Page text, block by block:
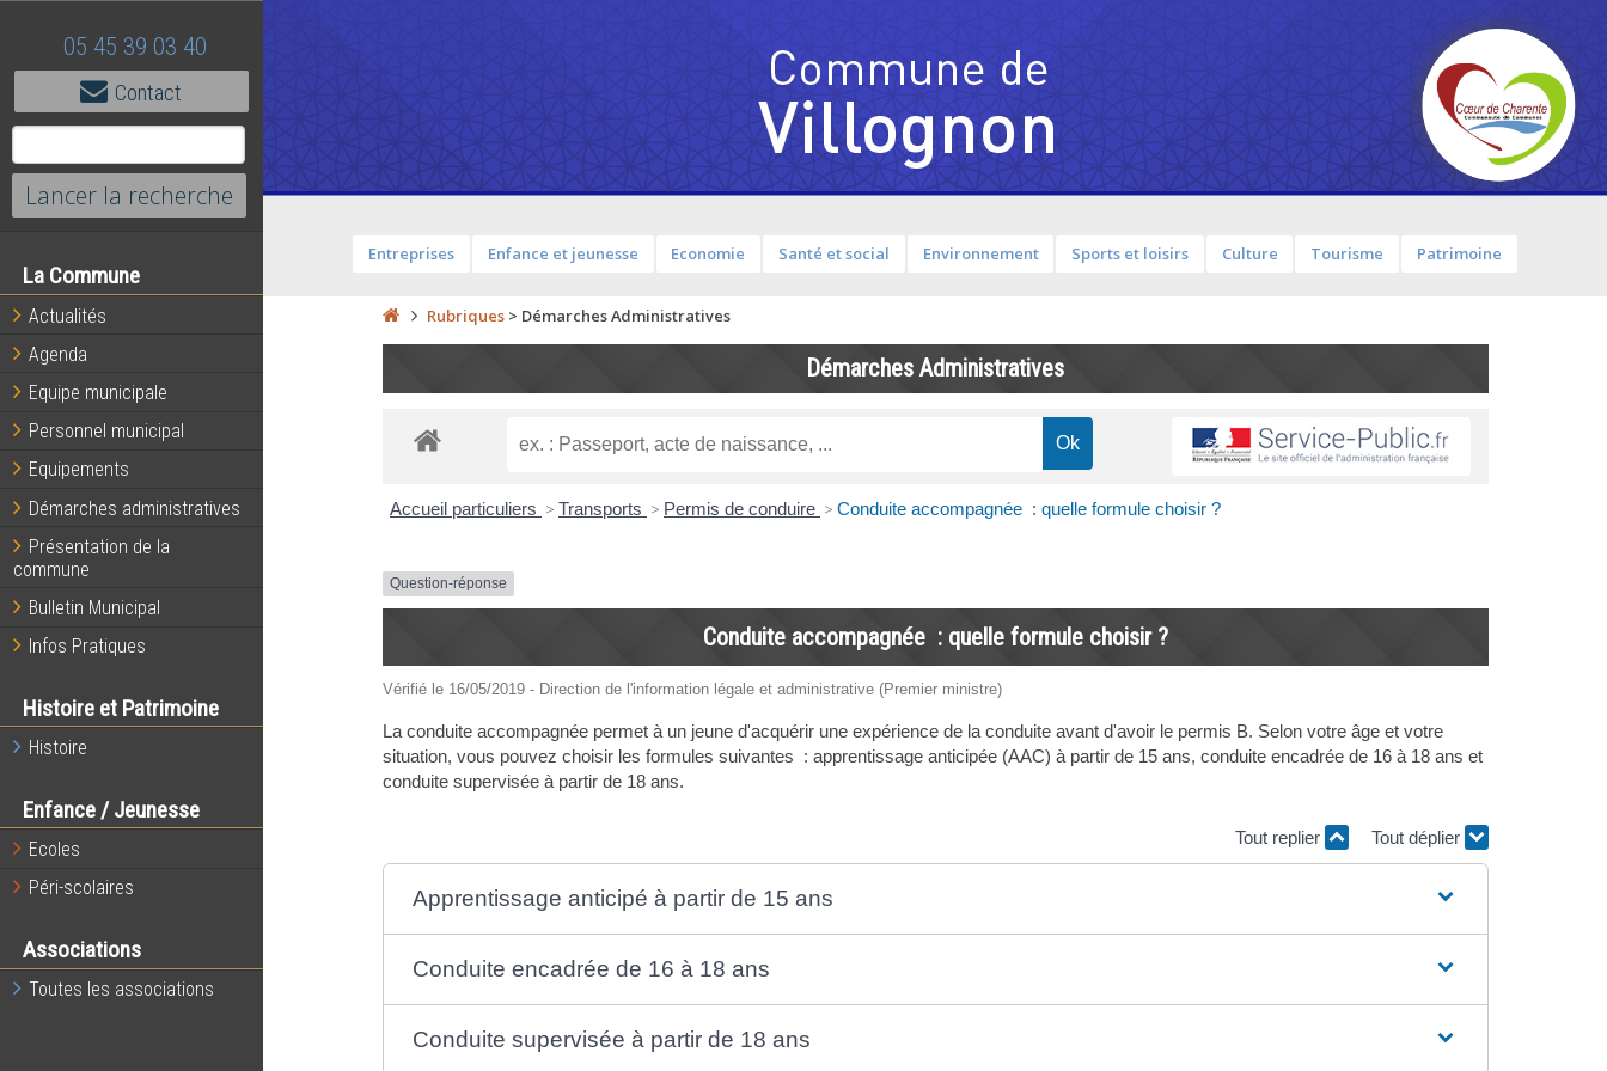
05 45 39 03 40
Contact
La Commune
Actualités
Agenda
Equipe municipale
Personnel municipal
Equipements
Démarches administratives
Présentation de la
commune
Bulletin Municipal
Infos Pratiques
Histoire et Patrimoine
Histoire
Enfance / Jeunesse
Ecoles
Péri-scolaires
Associations
Toutes les associations
Entreprises Enfance et jeunesse Economie Santé et social Environnement Sports et loisirs Culture Tourisme Patrimoine
Rubriques> Démarches Administratives
Démarches Administratives
Accueil particuliers > Transports > Permis de conduire > Conduite accompagnée : quelle formule choisir ?
Question-réponse
Conduite accompagnée : quelle formule choisir ?
Vérifié le 16/05/2019 - Direction de l'information légale et administrative (Premier ministre)
La conduite accompagnée permet à un jeune d'acquérir une expérience de la conduite avant d'avoir le permis B. Selon votre âge et votre
situation, vous pouvez choisir les formules suivantes : apprentissage anticipée (AAC) à partir de 15 ans, conduite encadrée de 16 à 18 ans et
conduite supervisée à partir de 18 ans.
Tout replier Tout déplier
Apprentissage anticipé à partir de 15 ans
Conduite encadrée de 16 à 18 ans
Conduite supervisée à partir de 18 ans